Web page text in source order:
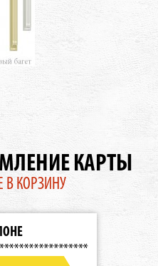
КАРТЫ
КОРЗИНУ